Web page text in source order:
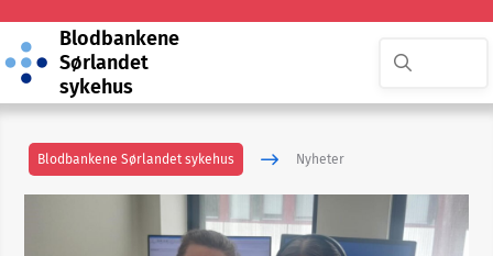
Blodbankene
Sørlandet
sykehus
Blodbankene Sørlandet sykehus Nyheter